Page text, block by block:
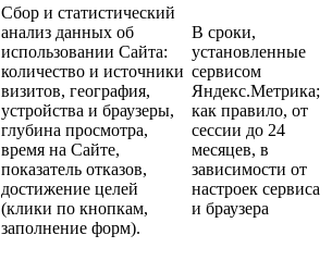
Сбор и статистический
анализ данных об
использовании Сайта:
количество и источники
визитов, география,
устройства и браузеры,
глубина просмотра,
время на Сайте,
показатель отказов,
достижение целей
(клики по кнопкам,
заполнение форм).
В сроки,
установленные
сервисом
Яндекс.Метрика;
как правило, от
сессии до 24
месяцев, в
зависимости от
настроек сервиса
и браузера